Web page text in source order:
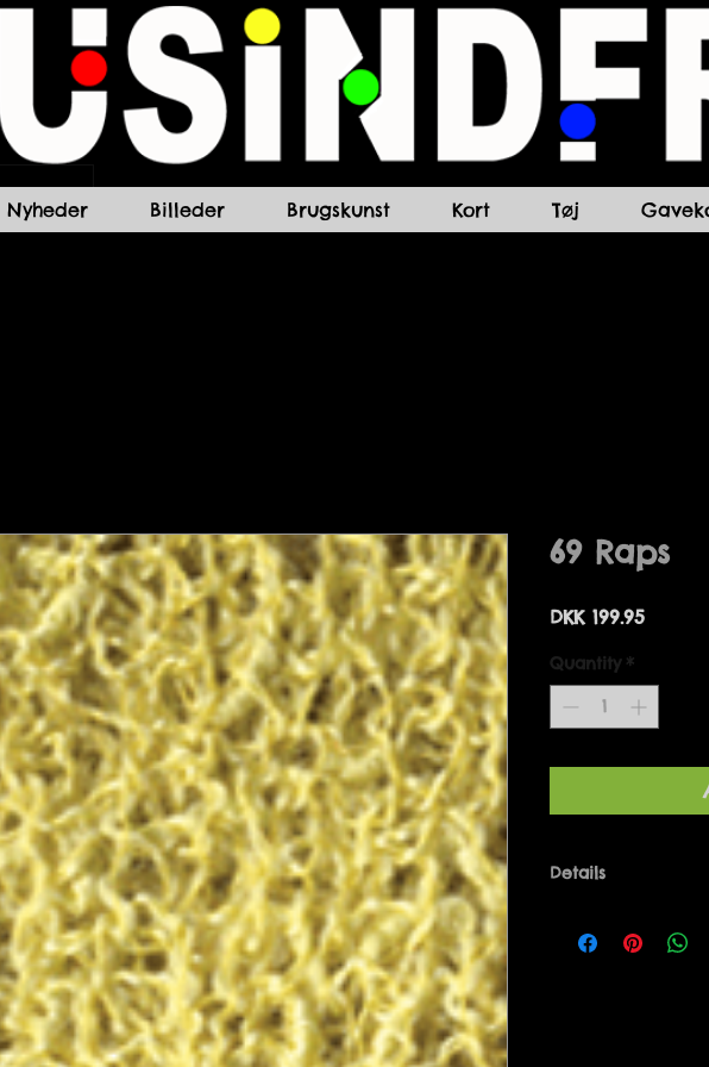
69 Raps
DKK 199.95Price
Quantity *
Details
Nyheder Billeder Brugskunst Kort Tøj